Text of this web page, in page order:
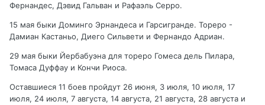
Фернандес, Дэвид Гальван и Рафаэль Серро.
15 мая быки Доминго Эрнандеса и Гарсигранде. Тореро -
Дамиан Кастаньо, Диего Сильвети и Фернандо Адриан.
29 мая быки Йербабуэна для тореро Гомеса дель Пилара,
Томаса Дуффау и Кончи Риоса.
Оставшиеся 11 боев пройдут 26 июня, 3 июля, 10 июля, 17
июля, 24 июля, 7 августа, 14 августа, 21 августа, 28 августа и